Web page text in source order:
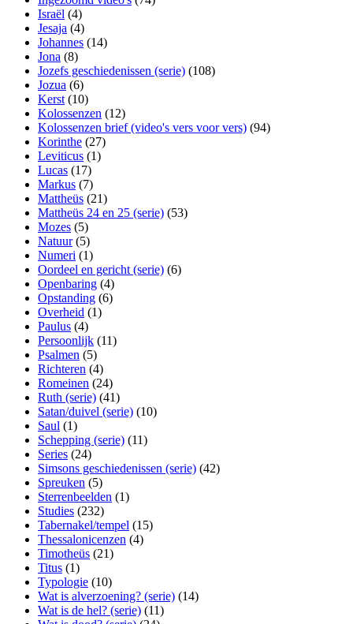
Israël (4)
Jesaja (4)
Johannes (14)
Jona (8)
Jozefs geschiedenissen (serie) (108)
Jozua (6)
Kerst (10)
Kolossenzen (12)
Kolossenzen brief (video's vers voor vers) (94)
Korinthe (27)
Leviticus (1)
Lucas (17)
Markus (7)
Mattheüs (21)
Mattheüs 24 en 25 (serie) (53)
Mozes (5)
Natuur(5)
Numeri (1)
Oordeel en gericht (serie) (6)
Openbaring (4)
Opstanding (6)
Overheid (1)
Paulus (4)
Persoonlijk (11)
Psalmen (5)
Richteren (4)
Romeinen (24)
Ruth (serie) (41)
Satan/duivel (serie) (10)
Saul (1)
Schepping (serie) (11)
Series (24)
Simsons geschiedenissen (serie) (42)
Spreuken (5)
Sterrenbeelden (1)
Studies (232)
Tabernakel/tempel (15)
Thessalonicenzen (4)
Timotheüs (21)
Titus (1)
Typologie (10)
Wat is alverzoening? (serie) (14)
Wat is de hel? (serie) (11)